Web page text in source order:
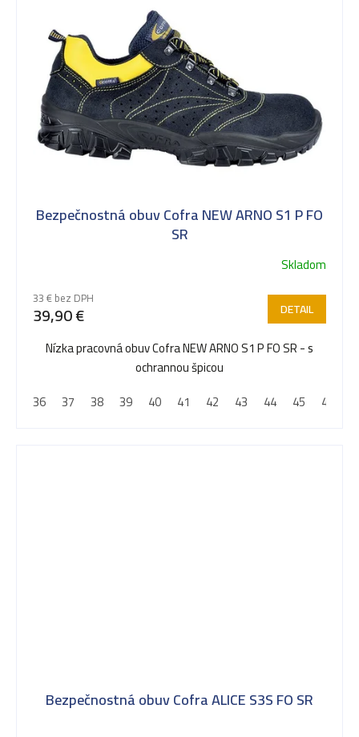
Bezpečnostná obuv Cofra NEW ARNO S1 P FO
SR
Skladom
33 € bez DPH
39,90 € DETAIL
Nízka pracovná obuv Cofra NEW ARNO S1 P FO SR - s
ochrannou špicou
36
37 38 39 40 41 42 43 44 45 46
Bezpečnostná obuv Cofra ALICE S3S FO SR